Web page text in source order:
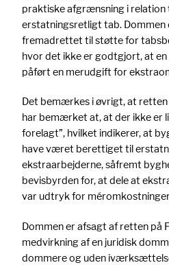
praktiske afgrænsning i
erstatningsretligt tab. Dommen
fremadrettet til støtte for
hvor det ikke er godtgjort, at
påført en merudgift for
Det bemærkes i øvrigt, at
har bemærket at, at der ikke er
forelagt”, hvilket indikerer, at
have været berettiget til
ekstraarbejderne, såfremt
bevisbyrden for, at dele at
var udtryk for
Dommen er afsagt af retten på
medvirkning af en juridisk
dommere og uden